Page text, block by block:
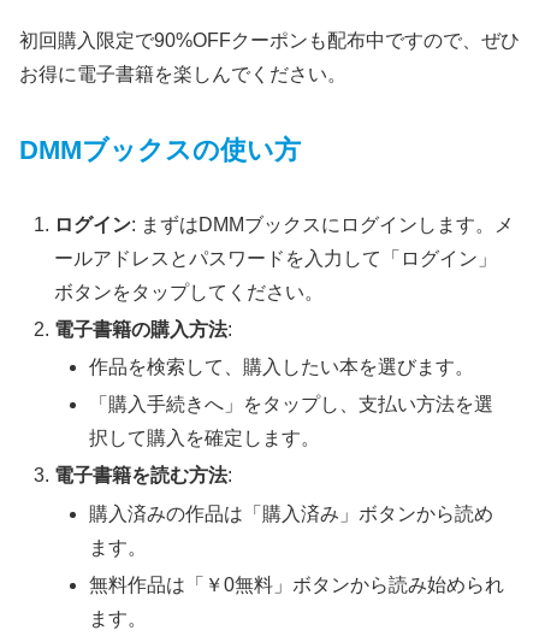
初回購入限定で90%OFFクーポンも配布中ですので、ぜひ
お得に電子書籍を楽しんでください。
DMMブックスの使い方
ログイン: まずはDMMブックスにログインします。メ
ールアドレスとパスワードを入力して「ログイン」
ボタンをタップしてください。
電子書籍の購入方法:
作品を検索して、購入したい本を選びます。
「購入手続きへ」をタップし、支払い方法を選
択して購入を確定します。
電子書籍を読む方法:
購入済みの作品は「購入済み」ボタンから読め
ます。
無料作品は「￥0無料」ボタンから読み始められ
ます。